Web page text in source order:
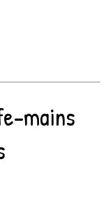
mains